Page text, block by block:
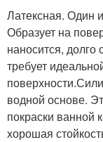
Латексная. Один
Образует на
наносится,
требует
водной основе.
покраски ванной
хорошая